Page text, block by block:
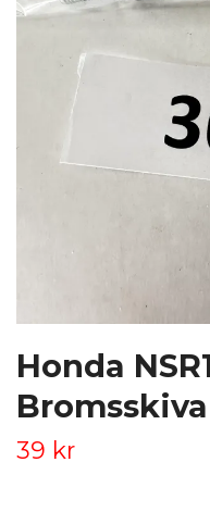
Honda
Bromsskiva
39 kr